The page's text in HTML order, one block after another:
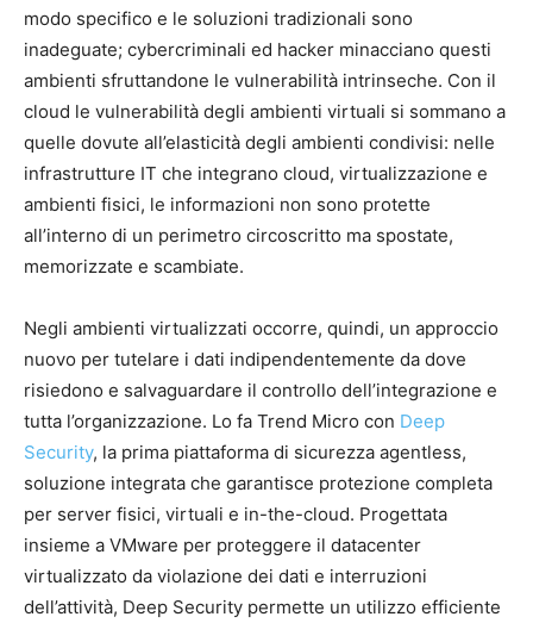
modo specifico e le soluzioni tradizionali sono
inadeguate; cybercriminali ed hacker minacciano questi
ambienti sfruttandone le vulnerabilità intrinseche. Con il
cloud le vulnerabilità degli ambienti virtuali si sommano a
quelle dovute all’elasticità degli ambienti condivisi: nelle
infrastrutture IT che integrano cloud, virtualizzazione e
ambienti fisici, le informazioni non sono protette
all’interno di un perimetro circoscritto ma spostate,
memorizzate e scambiate.
Negli ambienti virtualizzati occorre, quindi, un approccio
nuovo per tutelare i dati indipendentemente da dove
risiedono e salvaguardare il controllo dell’integrazione e
tutta l’organizzazione. Lo fa Trend Micro con Deep
Security, la prima piattaforma di sicurezza agentless,
soluzione integrata che garantisce protezione completa
per server fisici, virtuali e in-the-cloud. Progettata
insieme a VMware per proteggere il datacenter
virtualizzato da violazione dei dati e interruzioni
dell’attività, Deep Security permette un utilizzo efficiente